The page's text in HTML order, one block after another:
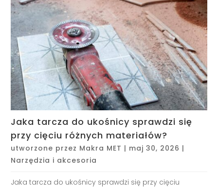
Jaka tarcza do ukośnicy sprawdzi się
przy cięciu różnych materiałów?
utworzone przez Makra MET | maj 30, 2026 |
Narzędzia i akcesoria
Jaka tarcza do ukośnicy sprawdzi się przy cięciu